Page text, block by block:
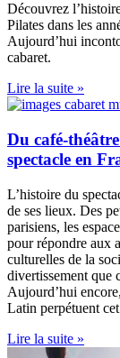
Découvrez
Pilates dans les
Aujourd’hui
cabaret.
Lire la suite »
Du café-
spectacle en
L’histoire du
de ses lieux. Des
parisiens, les
pour répondre aux
culturelles de la
divertissement que
Aujourd’hui
Latin perpétuent
Lire la suite »